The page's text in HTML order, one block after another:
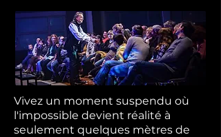
Vivez un moment suspendu où
l'impossible devient réalité à
seulement quelques mètres de